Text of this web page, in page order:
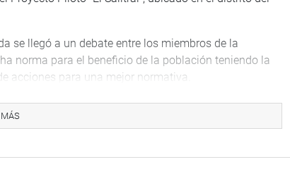
se llegó a un debate entre los miembros de la
norma para el beneficio de la población teniendo la
acciones para una mejor normativa.
2877-2022-CR, que propone disponer la
legales de la Orquesta Sinfónica Nacional,